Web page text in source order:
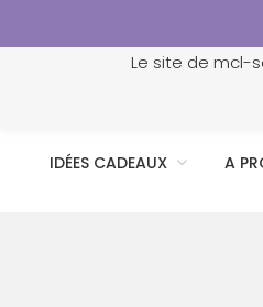
IDÉES CADEAUX A
Le site de mcl-